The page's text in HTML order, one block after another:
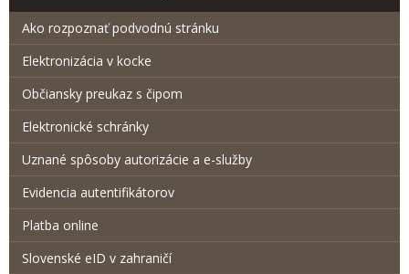
Ako rozpoznať podvodnú stránku
Elektronizácia v kocke
Občiansky preukaz s čipom
Elektronické schránky
Uznané spôsoby autorizácie a e-služby
Evidencia autentifikátorov
Platba online
Slovenské eID v zahraničí